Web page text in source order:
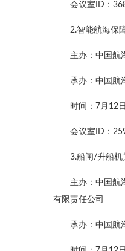
会议室ID：
2.智能航海保
主办：中国航
承办：中国航
时间：7月12
会议室ID：
3.船闸/升船
主办：中国航
有限责任公司
承办：中国航